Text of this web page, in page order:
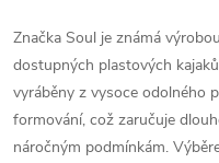
Značka Soul je známá
dostupných plastových
vyráběny z vysoce odolného
formování, což zaručuje
náročným podmínkám.